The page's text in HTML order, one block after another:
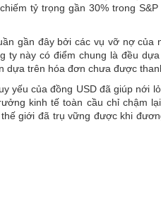
tỷ trọng gần 30% trong
gần đây bởi các vụ vỡ nợ của
ty này có điểm chung là đều
trên hóa đơn chưa được
yếu của đồng USD đã giúp nới
kinh tế toàn cầu chỉ chậm
giới đã trụ vững được khi